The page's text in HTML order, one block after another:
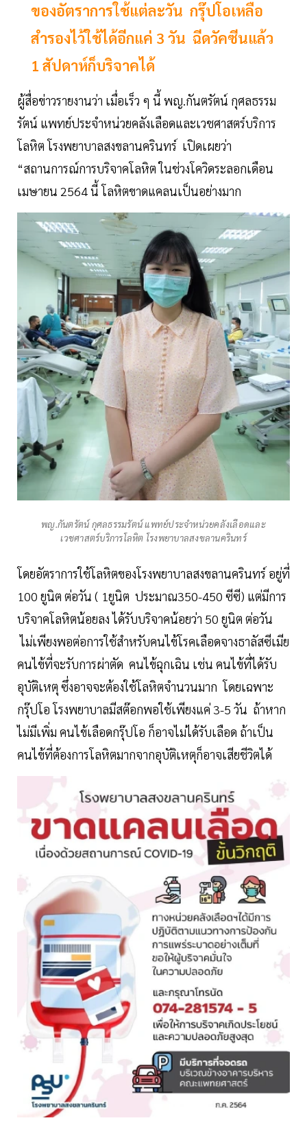
ของอัตราการใช้แต่ละวัน กรุ๊ปโอเหลือ
สำรองไว้ใช้ได้อีกแค่ 3 วัน ฉีดวัคซีนแล้ว
1 สัปดาห์ก็บริจาคได้
ผู้สื่อข่าวรายงานว่า เมื่อเร็ว ๆ นี้ พญ.กันตรัตน์ กุศลธรรม
รัตน์ แพทย์ประจำหน่วยคลังเลือดและเวชศาสตร์บริการ
โลหิต โรงพยาบาลสงขลานครินทร์ เปิดเผยว่า
“สถานการณ์การบริจาคโลหิต ในช่วงโควิดระลอกเดือน
เมษายน 2564 นี้ โลหิตขาดแคลนเป็นอย่างมาก
พญ.กันตรัตน์ กุศลธรรมรัตน์ แพทย์ประจำหน่วยคลังเลือดและ
เวชศาสตร์บริการโลหิต โรงพยาบาลสงขลานครินทร์
โดยอัตราการใช้โลหิตของโรงพยาบาลสงขลานครินทร์ อยู่ที่
100 ยูนิต ต่อวัน ( 1ยูนิต ประมาณ350-450 ซีซี) แต่มีการ
บริจาคโลหิตน้อยลง ได้รับบริจาคน้อยว่า 50 ยูนิต ต่อวัน
ไม่เพียงพอต่อการใช้สำหรับคนไข้โรคเลือดจางธาลัสซีเมีย
คนไข้ที่จะรับการผ่าตัด คนไข้ฉุกเฉิน เช่น คนไข้ที่ได้รับ
อุบัติเหตุ ซึ่งอาจจะต้องใช้โลหิตจำนวนมาก โดยเฉพาะ
กรุ๊ปโอ โรงพยาบาลมีสต๊อกพอใช้เพียงแค่ 3-5 วัน ถ้าหาก
ไม่มีเพิ่ม คนไข้เลือดกรุ๊ปโอ ก็อาจไม่ได้รับเลือด ถ้าเป็น
คนไข้ที่ต้องการโลหิตมากจากอุบัติเหตุก็อาจเสียชีวิตได้